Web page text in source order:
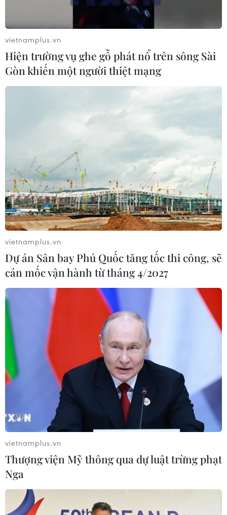
vietnamplus.vn
Hiện trường vụ ghe gỗ phát nổ trên sông Sài
Gòn khiến một người thiệt mạng
vietnamplus.vn
Dự án Sân bay Phú Quốc tăng tốc thi công, sẽ
cán mốc vận hành từ tháng 4/2027
vietnamplus.vn
Thượng viện Mỹ thông qua dự luật trừng phạt
Nga